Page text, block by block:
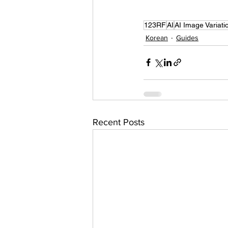
123RFAIAI Image
Korean
Guides
Recent Posts